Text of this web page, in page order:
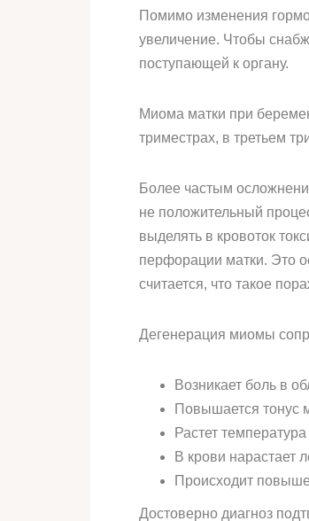
Помимо изменения
увеличение. Чтобы
поступающей к органу.
Миома матки при
триместрах, в третьем
Более частым
не положительный
выделять в кровоток
перфорации матки. Это
считается, что такое
Дегенерация миомы
Возникает боль в
Повышается тонус
Растет температура
В крови нарастает
Происходит
Достоверно диагноз